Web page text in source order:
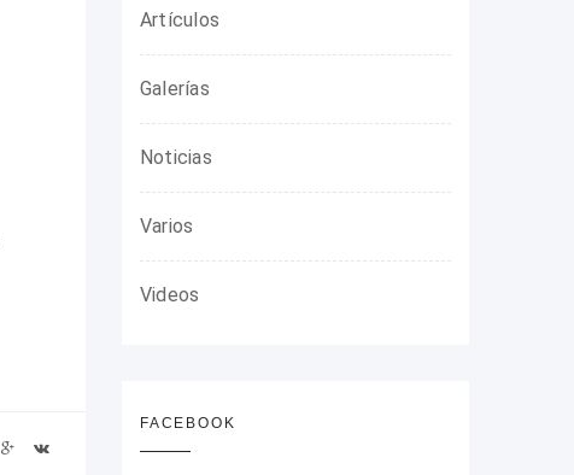
Artículos
Galerías
Noticias
Varios
Videos
FACEBOOK